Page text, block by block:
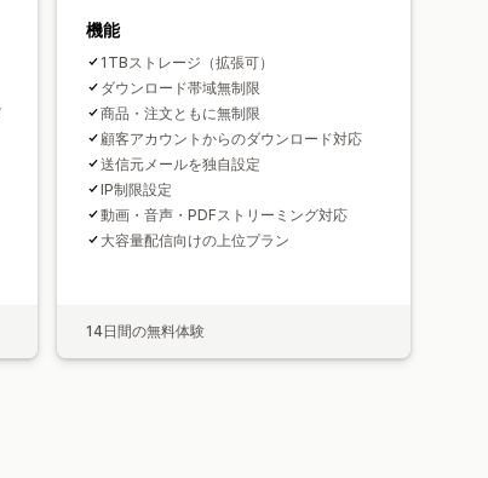
機能
1TBストレージ（拡張可）
ダウンロード帯域無制限
商品・注文ともに無制限
顧客アカウントからのダウンロード対応
送信元メールを独自設定
IP制限設定
動画・音声・PDFストリーミング対応
大容量配信向けの上位プラン
14日間の無料体験